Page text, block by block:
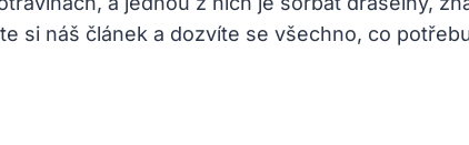
si náš článek a dozvíte se všechno, co